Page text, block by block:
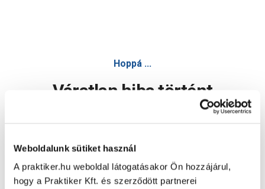
Weboldalunk sütiket használ
A praktiker.hu weboldal látogatásakor Ön hozzájárul,
hogy a Praktiker Kft. és szerződött partnerei
Hoppá ...
Váratlan hiba történt
Oldal újratöltése